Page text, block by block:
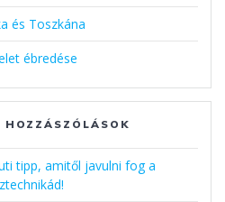
és Toszkána
ébredése
tipp, amitől javulni fog a